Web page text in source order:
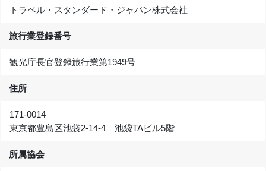
トラベル・スタンダード・ジャパン株式会社
旅行業登録番号
観光庁長官登録旅行業第1949号
住所
171-0014
東京都豊島区池袋2-14-4 池袋TAビル5階
所属協会